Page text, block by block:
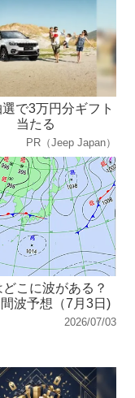
で3万円分ギフト
当たる
PR（Jeep Japan）
こに波がある？
波予想（7月3日)
2026/07/03